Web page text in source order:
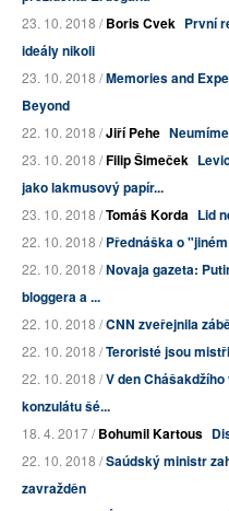
23. 10. 2018 /Boris Cvek První
ideály nikoli
23. 10. 2018 /Memories and
Beyond
22. 10. 2018 /Jiří Pehe
23. 10. 2018 /Filip Šimeček
jako lakmusový papír...
23. 10. 2018 /Tomáš Korda Lid
22. 10. 2018 /Přednáška o
22. 10. 2018 /Novaja gazeta:
bloggera a ...
22. 10. 2018 /CNN zveřejnila
22. 10. 2018 /Teroristé jsou
22. 10. 2018 /V den
konzulátu šé...
18. 4. 2017 /Bohumil Kartous
22. 10. 2018 /Saúdský ministr
zavražděn